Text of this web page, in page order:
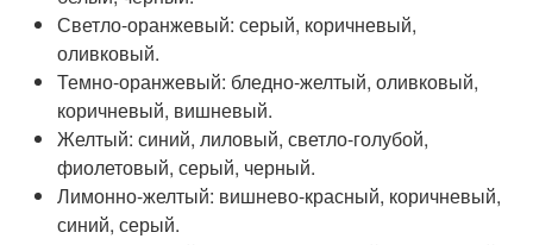
Светло-оранжевый: серый, коричневый,
оливковый.
Темно-оранжевый: бледно-желтый, оливковый,
коричневый, вишневый.
Желтый: синий, лиловый, светло-голубой,
фиолетовый, серый, черный.
Лимонно-желтый: вишнево-красный, коричневый,
синий, серый.